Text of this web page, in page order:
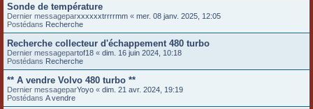
Sonde de température
Dernier messageparxxxxxxtrrrrmm « mer. 08 janv. 2025, 12:05
Postédans Recherche
Recherche collecteur d'échappement 480 turbo
Dernier messagepartof18 « dim. 16 juin 2024, 10:18
Postédans Recherche
** A vendre Volvo 480 turbo **
Dernier messageparYoyo « dim. 21 avr. 2024, 19:19
Postédans A vendre